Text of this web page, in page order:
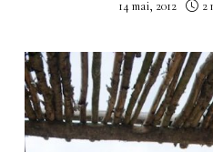
14 mai, 2012 2